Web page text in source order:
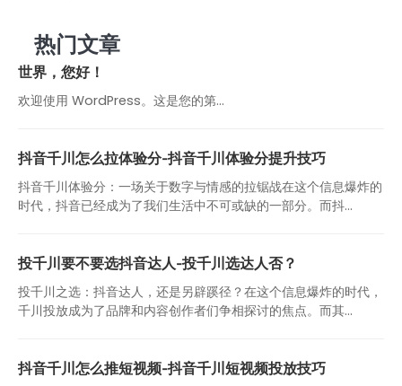
热门文章
世界，您好！
欢迎使用 WordPress。这是您的第…
抖音千川怎么拉体验分-抖音千川体验分提升技巧
抖音千川体验分：一场关于数字与情感的拉锯战在这个信息爆炸的
时代，抖音已经成为了我们生活中不可或缺的一部分。而抖...
投千川要不要选抖音达人-投千川选达人否？
投千川之选：抖音达人，还是另辟蹊径？在这个信息爆炸的时代，
千川投放成为了品牌和内容创作者们争相探讨的焦点。而其...
抖音千川怎么推短视频-抖音千川短视频投放技巧